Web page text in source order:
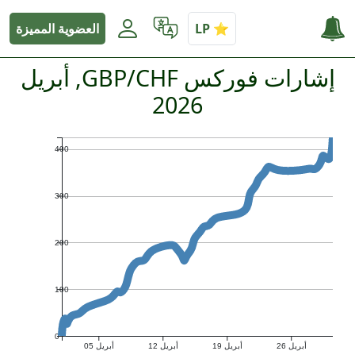
العضوية المميزة
إشارات فوركس GBP/CHF, أبريل
2026
أبريل 05 أبريل 12 أبريل 19 أبريل 26
0
100
200
300
400